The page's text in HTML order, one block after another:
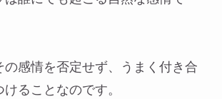
の感情を否定せず、うまく付き合
ることなのです。